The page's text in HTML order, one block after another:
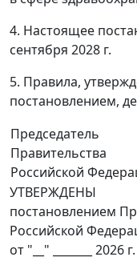
4. Настоящее
сентября 2028 г.
5. Правила,
постановлением,
Председатель
Правительства
Российской
УТВЕРЖДЕНЫ
постановлением
Российской
от "__" _______ 2026 г.